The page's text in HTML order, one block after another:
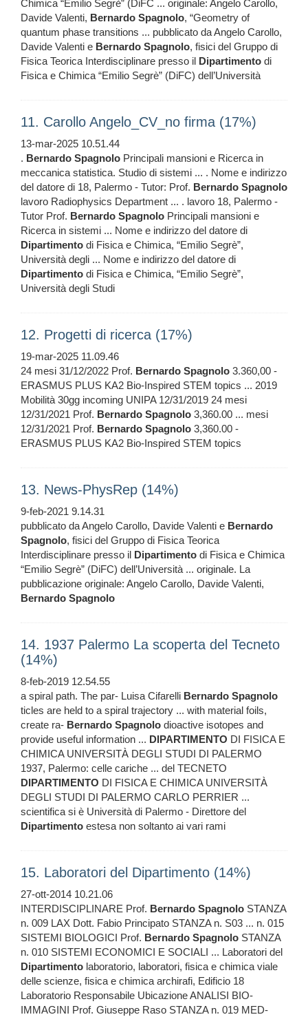
Chimica “Emilio Segrè” (DiFC ... originale: Angelo Carollo,
Davide Valenti, Bernardo Spagnolo, “Geometry of
quantum phase transitions ... pubblicato da Angelo Carollo,
Davide Valenti e Bernardo Spagnolo, fisici del Gruppo di
Fisica Teorica Interdisciplinare presso il Dipartimento di
Fisica e Chimica “Emilio Segrè” (DiFC) dell’Università
11. Carollo Angelo_CV_no firma (17%)
13-mar-2025 10.51.44
. Bernardo Spagnolo Principali mansioni e Ricerca in
meccanica statistica. Studio di sistemi ... . Nome e indirizzo
del datore di 18, Palermo - Tutor: Prof. Bernardo Spagnolo
lavoro Radiophysics Department ... . lavoro 18, Palermo -
Tutor Prof. Bernardo Spagnolo Principali mansioni e
Ricerca in sistemi ... Nome e indirizzo del datore di
Dipartimento di Fisica e Chimica, “Emilio Segrè”,
Università degli ... Nome e indirizzo del datore di
Dipartimento di Fisica e Chimica, “Emilio Segrè”,
Università degli Studi
12. Progetti di ricerca (17%)
19-mar-2025 11.09.46
24 mesi 31/12/2022 Prof. Bernardo Spagnolo 3.360,00 -
ERASMUS PLUS KA2 Bio-Inspired STEM topics ... 2019
Mobilità 30gg incoming UNIPA 12/31/2019 24 mesi
12/31/2021 Prof. Bernardo Spagnolo 3,360.00 ... mesi
12/31/2021 Prof. Bernardo Spagnolo 3,360.00 -
ERASMUS PLUS KA2 Bio-Inspired STEM topics
13. News-PhysRep (14%)
9-feb-2021 9.14.31
pubblicato da Angelo Carollo, Davide Valenti e Bernardo
Spagnolo, fisici del Gruppo di Fisica Teorica
Interdisciplinare presso il Dipartimento di Fisica e Chimica
“Emilio Segrè” (DiFC) dell’Università ... originale. La
pubblicazione originale: Angelo Carollo, Davide Valenti,
Bernardo Spagnolo
14. 1937 Palermo La scoperta del Tecneto
(14%)
8-feb-2019 12.54.55
a spiral path. The par- Luisa Cifarelli Bernardo Spagnolo
ticles are held to a spiral trajectory ... with material foils,
create ra- Bernardo Spagnolo dioactive isotopes and
provide useful information ... DIPARTIMENTO DI FISICA E
CHIMICA UNIVERSITÀ DEGLI STUDI DI PALERMO
1937, Palermo: celle cariche ... del TECNETO
DIPARTIMENTO DI FISICA E CHIMICA UNIVERSITÀ
DEGLI STUDI DI PALERMO CARLO PERRIER ...
scientifica si è Università di Palermo - Direttore del
Dipartimento estesa non soltanto ai vari rami
15. Laboratori del Dipartimento (14%)
27-ott-2014 10.21.06
INTERDISCIPLINARE Prof. Bernardo Spagnolo STANZA
n. 009 LAX Dott. Fabio Principato STANZA n. S03 ... n. 015
SISTEMI BIOLOGICI Prof. Bernardo Spagnolo STANZA
n. 010 SISTEMI ECONOMICI E SOCIALI ... Laboratori del
Dipartimento laboratorio, laboratori, fisica e chimica viale
delle scienze, fisica e chimica archirafi, Edificio 18
Laboratorio Responsabile Ubicazione ANALISI BIO-
IMMAGINI Prof. Giuseppe Raso STANZA n. 019 MED-